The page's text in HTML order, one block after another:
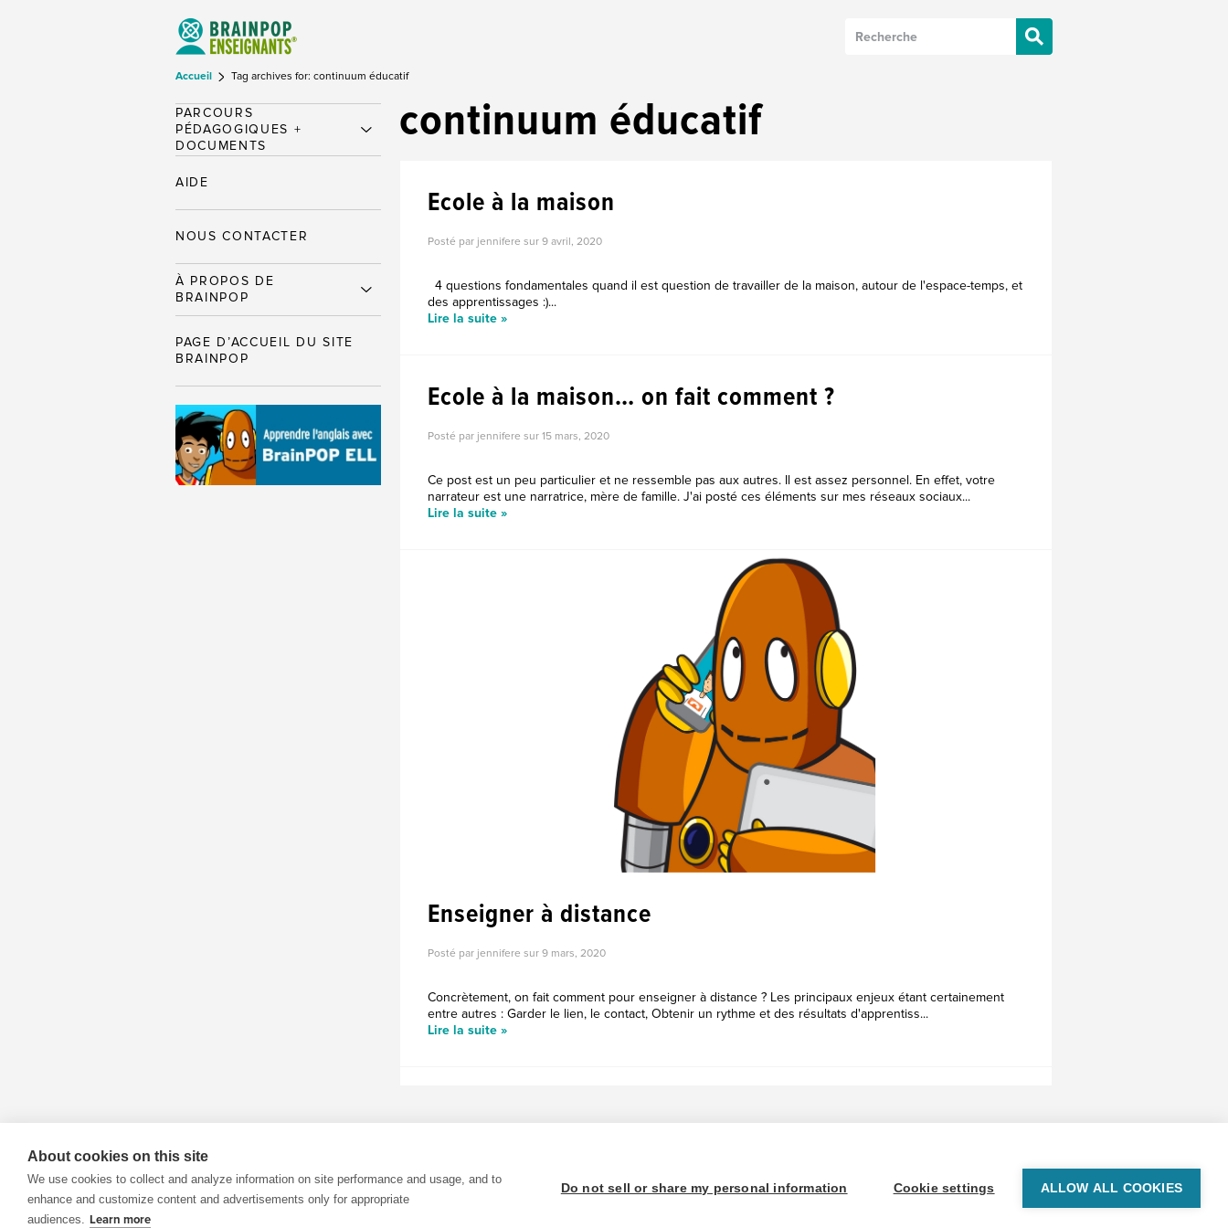
Accueil Tag archives for: continuum éducatif
continuum éducatif
Ecole à la maison
Posté par jennifere sur 9 avril, 2020
4 questions fondamentales quand il est question de travailler de la maison, autour de l'espace-temps, et
des apprentissages :)...
Lire la suite »
Ecole à la maison… on fait comment ?
Posté par jennifere sur 15 mars, 2020
Ce post est un peu particulier et ne ressemble pas aux autres. Il est assez personnel. En effet, votre
narrateur est une narratrice, mère de famille. J'ai posté ces éléments sur mes réseaux sociaux...
Lire la suite »
Enseigner à distance
Posté par jennifere sur 9 mars, 2020
Concrètement, on fait comment pour enseigner à distance ? Les principaux enjeux étant certainement
entre autres : Garder le lien, le contact, Obtenir un rythme et des résultats d'apprentiss...
Lire la suite »
PARCOURS
PÉDAGOGIQUES +
DOCUMENTS
AIDE
NOUS CONTACTER
À PROPOS DE
BRAINPOP
PAGE D’ACCUEIL DU SITE
BRAINPOP
© 1999-2026 BrainPOP. Tous droits réservés.
About cookies on this site
We use cookies to collect and analyze information on site performance and usage, and to
enhance and customize content and advertisements only for appropriate
audiences. Learn more
Do not sell or share my personal information Cookie settings ALLOW ALL COOKIES